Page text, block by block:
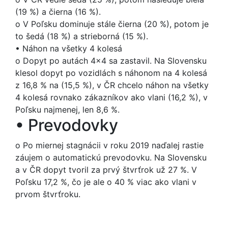
(19 %) a čierna (16 %).
o V Poľsku dominuje stále čierna (20 %), potom je
to šedá (18 %) a strieborná (15 %).
• Náhon na všetky 4 kolesá
o Dopyt po autách 4x4 sa zastavil. Na Slovensku
klesol dopyt po vozidlách s náhonom na 4 kolesá
z 16,8 % na (15,5 %), v ČR chcelo náhon na všetky
4 kolesá rovnako zákazníkov ako vlani (16,2 %), v
Poľsku najmenej, len 8,6 %.
• Prevodovky
o Po miernej stagnácii v roku 2019 naďalej rastie
záujem o automatickú prevodovku. Na Slovensku
a v ČR dopyt tvoril za prvý štvrťrok už 27 %. V
Poľsku 17,2 %, čo je ale o 40 % viac ako vlani v
prvom štvrťroku.